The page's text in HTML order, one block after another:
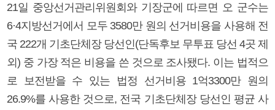
21일 중앙선거관리위원회와 기장군에 따르면 오 군수는
6·4지방선거에서 모두 3580만 원의 선거비용을 사용해 전
국 222개 기초단체장 당선인(단독후보 무투표 당선 4곳 제
외) 중 가장 적은 비용을 쓴 것으로 조사됐다. 이는 법적으
로 보전받을 수 있는 법정 선거비용 1억3300만 원의
26.9%를 사용한 것으로, 전국 기초단체장 당선인 평균 사